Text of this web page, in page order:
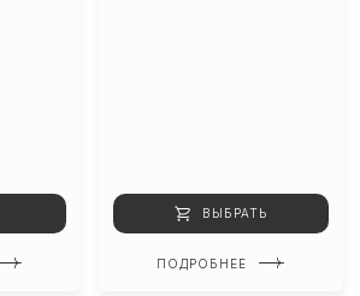
ВЫБРАТЬ
ПОДРОБНЕЕ